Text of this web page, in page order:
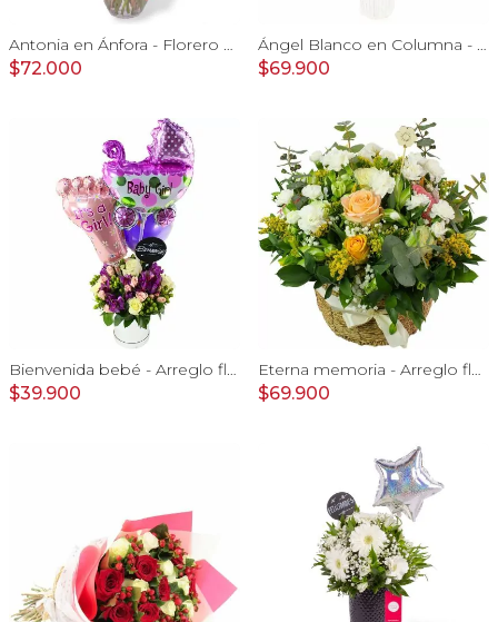
Antonia en Ánfora - Florero con 18 rosa blanco y rojo
$72.000
Ángel Blanco en Columna - Rosas ecuatorianas blancas y mix de Astromelias
$69.900
Bienvenida bebé - Arreglo floral con globos, rosas blanci, minirosas rosado, astromelias morado e hypericum
$39.900
Eterna memoria - Arreglo floral con Mini claveles blancos rosas ecuatorianas blancas, gypsophilia y astromelias amarillas
$69.900